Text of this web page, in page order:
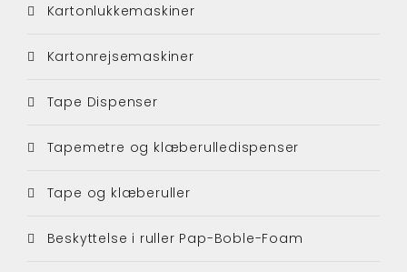
Kartonlukkemaskiner
Kartonrejsemaskiner
Tape Dispenser
Tapemetre og klæberulledispenser
Tape og klæberuller
Beskyttelse i ruller Pap-Boble-Foam